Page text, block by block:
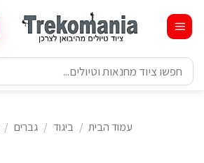
content
חיפוש
עבור:
עמוד הבית / ביגוד / גברים /